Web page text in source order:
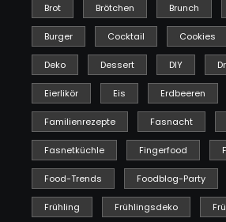
Brot Brötchen Brunch
Burger Cocktail Cookies
Deko Dessert DIY
Eierlikör Eis Erdbeeren
Familienrezepte Fasnacht
Fasnetküchle Fingerfood
Food-Trends Foodblog-Party
Frühling Frühlingsdeko